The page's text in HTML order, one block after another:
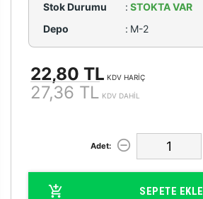
Stok Durumu
: STOKTA VAR
Depo
: M-2
22,80 TL KDV HARİÇ
27,36 TL KDV DAHİL
Adet:
SEPETE EKLE